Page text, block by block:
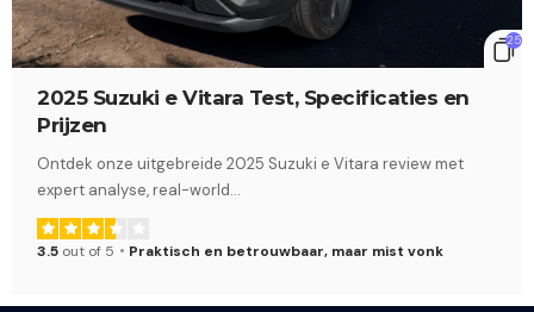
25
2025 Suzuki e Vitara Test, Specificaties en
Prijzen
Ontdek onze uitgebreide 2025 Suzuki e Vitara review met
expert analyse, real-world…
3.5 out of 5 Praktisch en betrouwbaar, maar mist vonk